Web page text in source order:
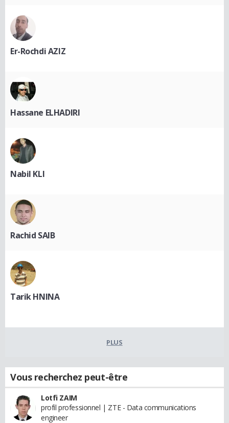
Er-Rochdi AZIZ
Hassane ELHADIRI
Nabil KLI
Rachid SAIB
Tarik HNINA
PLUS
Vous recherchez peut-être
Lotfi ZAIM
profil professionnel | ZTE - Data communications
engineer